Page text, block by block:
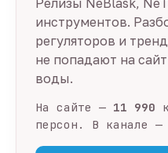
Релизы NeBlask,
инструментов.
регуляторов и
не попадают на
воды.
На сайте — 11 990
персон. В канале